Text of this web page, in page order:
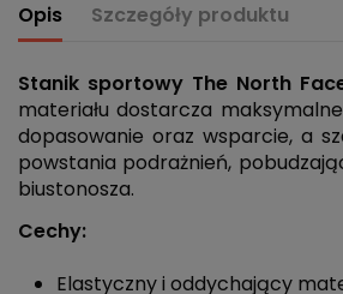
Opis Szczegóły produktu
Stanik sportowy The North
materiału dostarcza
dopasowanie oraz wsparcie, a
powstania podrażnień,
biustonosza.
Cechy:
Elastyczny i oddychający